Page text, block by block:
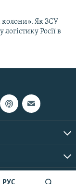
Як ЗСУ
логістику Росії в
права застережено.